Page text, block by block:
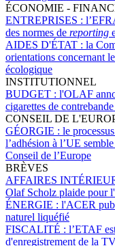
ÉCONOMIE -
ENTREPRISES :
des normes de reporting
AIDES D'ÉTAT : la
orientations concernant
écologique
INSTITUTIONNEL
BUDGET : l'OLAF
cigarettes de
CONSEIL DE
GÉORGIE : le
l’adhésion à l’UE
Conseil de l’Europe
BRÈVES
AFFAIRES
Olaf Scholz plaide pour
ÉNERGIE : l'ACER
naturel liquéfié
FISCALITÉ : l’ETAF
d'enregistrement de la